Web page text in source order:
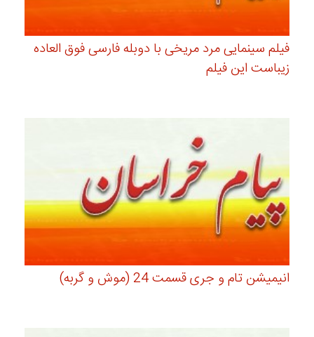
فیلم سینمایی مرد مریخی با دوبله فارسی فوق العاده
زیباست این فیلم
انیمیشن تام و جری قسمت 24 (موش و گربه)